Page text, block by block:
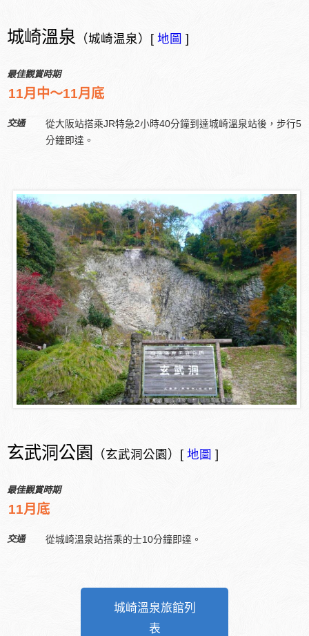
城崎溫泉 （城崎温泉）[ 地圖 ]
最佳觀賞時期
11月中～11月底
交通
從大阪站搭乘JR特急2小時40分鐘到達城崎溫泉站後，步行5
分鐘即達。
玄武洞公園 （玄武洞公園）[ 地圖 ]
最佳觀賞時期
11月底
交通 從城崎溫泉站搭乘的士10分鐘即達。
城崎溫泉旅館列
表